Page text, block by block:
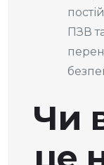
ПЗВ
Чи